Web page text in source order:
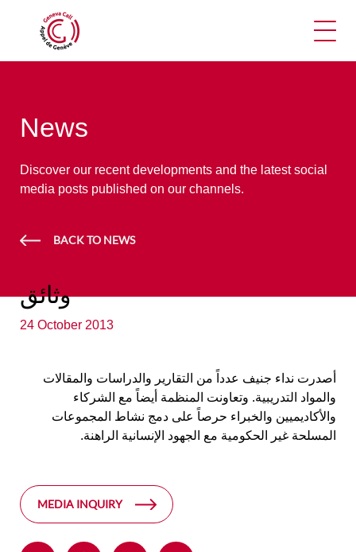
News
Discover our recent developments and the latest social
media posts published on our channels.
BACK TO NEWS
وثائق
24 October 2013
أصدرت نداء جنيف عدداً من التقارير والدراسات والمقالات
والمواد التدريبية. وتعاونت المنظمة أيضاً مع الشركاء
والأكاديميين والخبراء حرصاً على دمج نشاط المجموعات
المسلحة غير الحكومية مع الجهود الإنسانية الراهنة.
MEDIA INQUIRY